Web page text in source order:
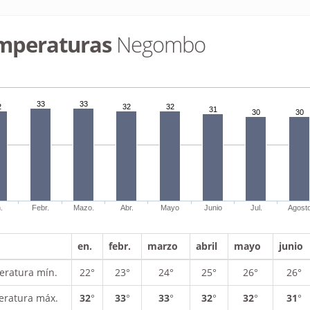
Negombo
33 33 32 32 31 30 30
Febr. Mazo. Abr. Mayo Junio Jul.
en. febr. marzo abril mayo
junio
mín.
22° 23° 24° 25° 26°
26°
máx.
32° 33° 33° 32° 32° 31°